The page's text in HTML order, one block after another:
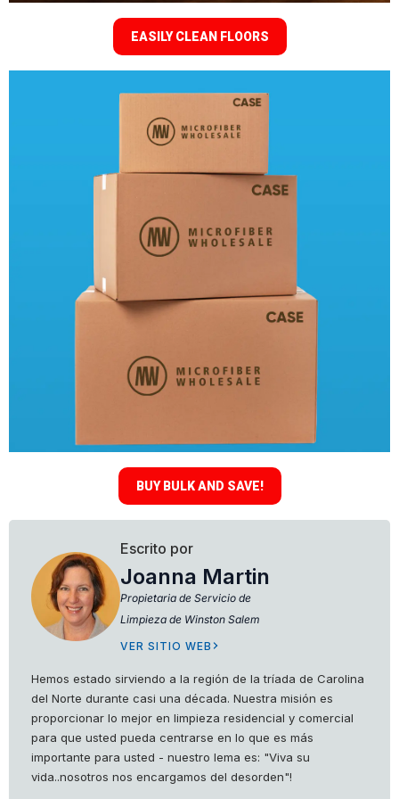
EASILY CLEAN FLOORS
BUY BULK AND SAVE!
Escrito por
Joanna Martin
Propietaria de Servicio de
Limpieza de Winston Salem
VER SITIO WEB
Hemos estado sirviendo a la región de la tríada de Carolina
del Norte durante casi una década. Nuestra misión es
proporcionar lo mejor en limpieza residencial y comercial
para que usted pueda centrarse en lo que es más
importante para usted - nuestro lema es: "Viva su
vida..nosotros nos encargamos del desorden"!